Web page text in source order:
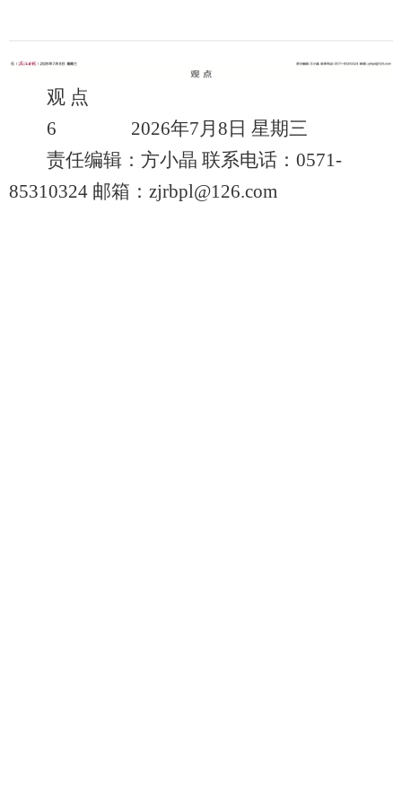
观 点
6 2026年7月8日 星期三
责任编辑：方小晶 联系电话：0571-
85310324 邮箱：zjrbpl@126.com